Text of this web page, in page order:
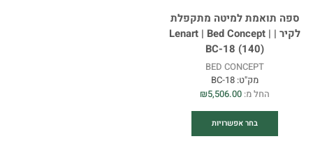
ספה תואמת למיטה מתקפלת
לקיר | Lenart | Bed Concept |
BC-18 (140)
BED CONCEPT
מק"ט: BC-18
החל מ:
₪5,506.00
בחר אפשרויות